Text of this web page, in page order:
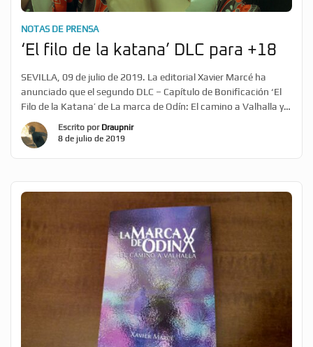
NOTAS DE PRENSA
‘El filo de la katana’ DLC para +18
SEVILLA, 09 de julio de 2019. La editorial Xavier Marcé ha
anunciado que el segundo DLC – Capítulo de Bonificación ‘El
Filo de la Katana’ de La marca de Odín: El camino a Valhalla ya
está disponible para los lectores registrados. El Filo de la
Katana supone el primer contenido de esta saga literaria
transmedia recomendado solo para mayores de 18 años. […]
Escrito por Draupnir
8 de julio de 2019